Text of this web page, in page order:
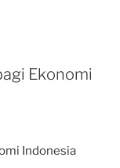
Ekonomi
Indonesia